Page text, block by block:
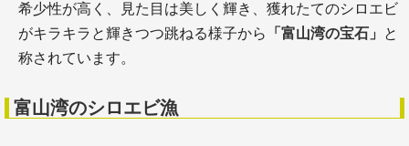
希少性が高く、見た目は美しく輝き、獲れたてのシロエビ
がキラキラと輝きつつ跳ねる様子から
「富山湾の宝石」
と
称されています。
富山湾のシロエビ漁